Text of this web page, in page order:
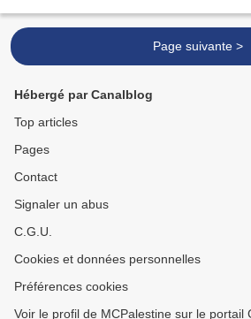
Page suivante >
Hébergé par Canalblog
Top articles
Pages
Contact
Signaler un abus
C.G.U.
Cookies et données personnelles
Préférences cookies
Voir le profil de MCPalestine sur le portail